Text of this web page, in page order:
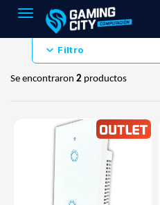
Toggle navigation
Filtro
Se encontraron 2 productos